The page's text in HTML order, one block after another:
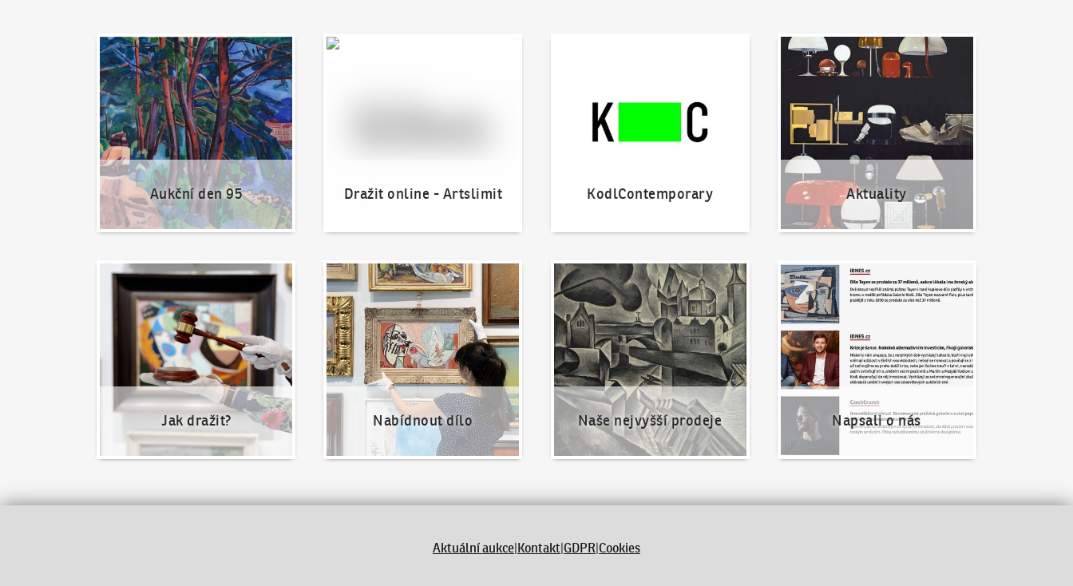
Aukční den 95
Aukční den 95
Dražit online - Artslimit
Dražit online - Artslimit
KodlContemporary Aktuality
Aktuality
Jak dražit?
Jak dražit?
Nabídnout dílo
Nabídnout dílo
Naše nejvyšší prodeje
Naše nejvyšší prodeje
Napsali o nás
Napsali o nás
Aktuální aukce Kontakt GDPR Cookies